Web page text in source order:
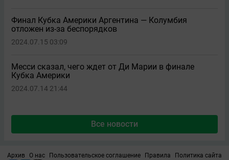
Финал Кубка Америки Аргентина — Колумбия
отложен из-за беспорядков
2024.07.15 03:09
Месси сказал, чего ждет от Ди Марии в финале
Кубка Америки
2024.07.14 21:44
Все новости
Архив О нас Пользовательское соглашение Правила Политика сайта